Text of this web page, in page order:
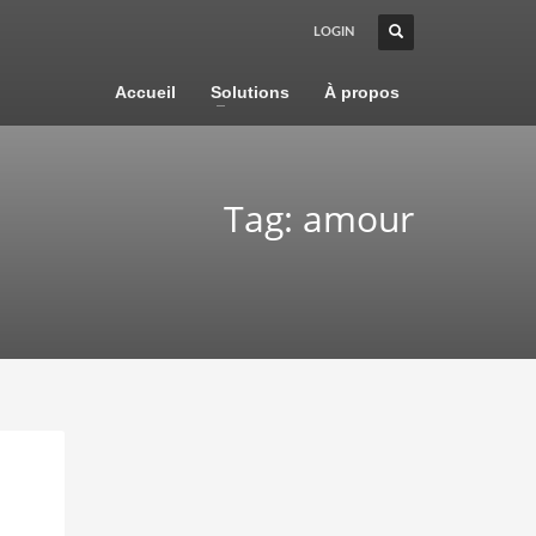
LOGIN
Accueil Solutions À propos
Tag: amour